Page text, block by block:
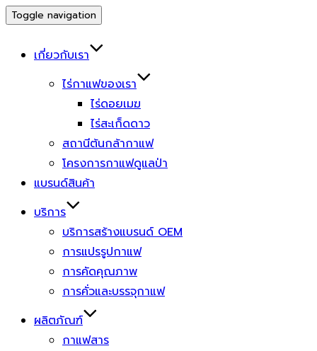
Toggle navigation
เกี่ยวกับเรา
ไร่กาแฟของเรา
ไร่ดอยเมฆ
ไร่สะเก็ดดาว
สถานีต้นกล้ากาแฟ
โครงการกาแฟดูแลป่า
แบรนด์สินค้า
บริการ
บริการสร้างแบรนด์ OEM
การแปรรูปกาแฟ
การคัดคุณภาพ
การคั่วและบรรจุกาแฟ
ผลิตภัณฑ์
กาแฟสาร